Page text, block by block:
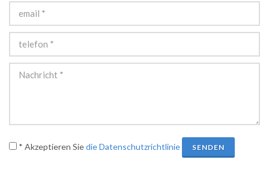
* Akzeptieren Siedie Datenschutzrichtlinie SENDEN